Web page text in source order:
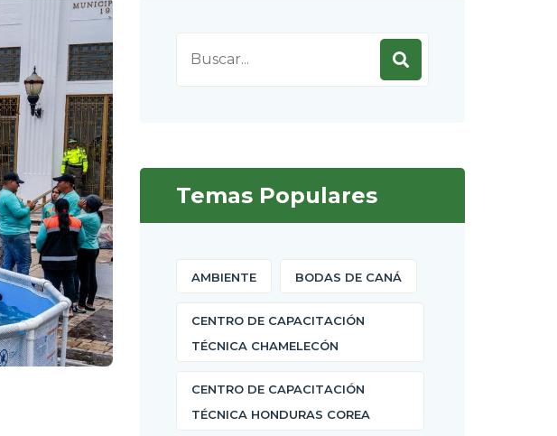
for:
Temas Populares
AMBIENTE BODAS DE CANÁ
CENTRO DE CAPACITACIÓN
TÉCNICA CHAMELECÓN
CENTRO DE CAPACITACIÓN
TÉCNICA HONDURAS COREA